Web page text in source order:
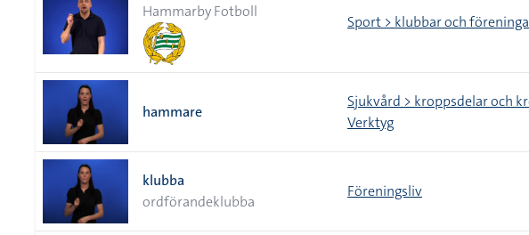
Hammarby Fotboll
Sport > klubbar och
hammare
Sjukvård > kroppsdelar och
Verktyg
klubba
ordförandeklubba
Föreningsliv